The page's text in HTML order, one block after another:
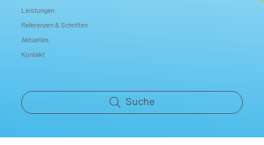
Leistungen
Referenzen & Schriften
Aktuelles
Kontakt
Suche